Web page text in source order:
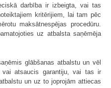
darbība ir izbeigta, vai tas
kritērijiem, lai tam pēc
maksātnespējas procedūru.
uz atbalsta saņēmēja
glābšanas atbalstu un vēl
vai atsaucis garantiju, vai tas ir
un uz to joprojām attiecas